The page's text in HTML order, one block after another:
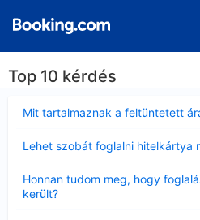
Top 10 kérdés
Mit tartalmaznak a feltüntetett
Lehet szobát foglalni hitelkártya
Honnan tudom meg, hogy
került?